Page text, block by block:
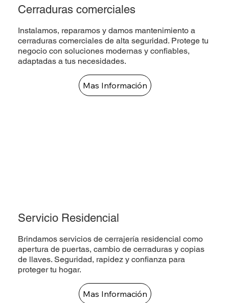
Cerraduras comerciales
Instalamos, reparamos y damos mantenimiento a
cerraduras comerciales de alta seguridad. Protege tu
negocio con soluciones modernas y confiables,
adaptadas a tus necesidades.
Mas Información
Servicio Residencial
Brindamos servicios de cerrajería residencial como
apertura de puertas, cambio de cerraduras y copias
de llaves. Seguridad, rapidez y confianza para
proteger tu hogar.
Mas Información